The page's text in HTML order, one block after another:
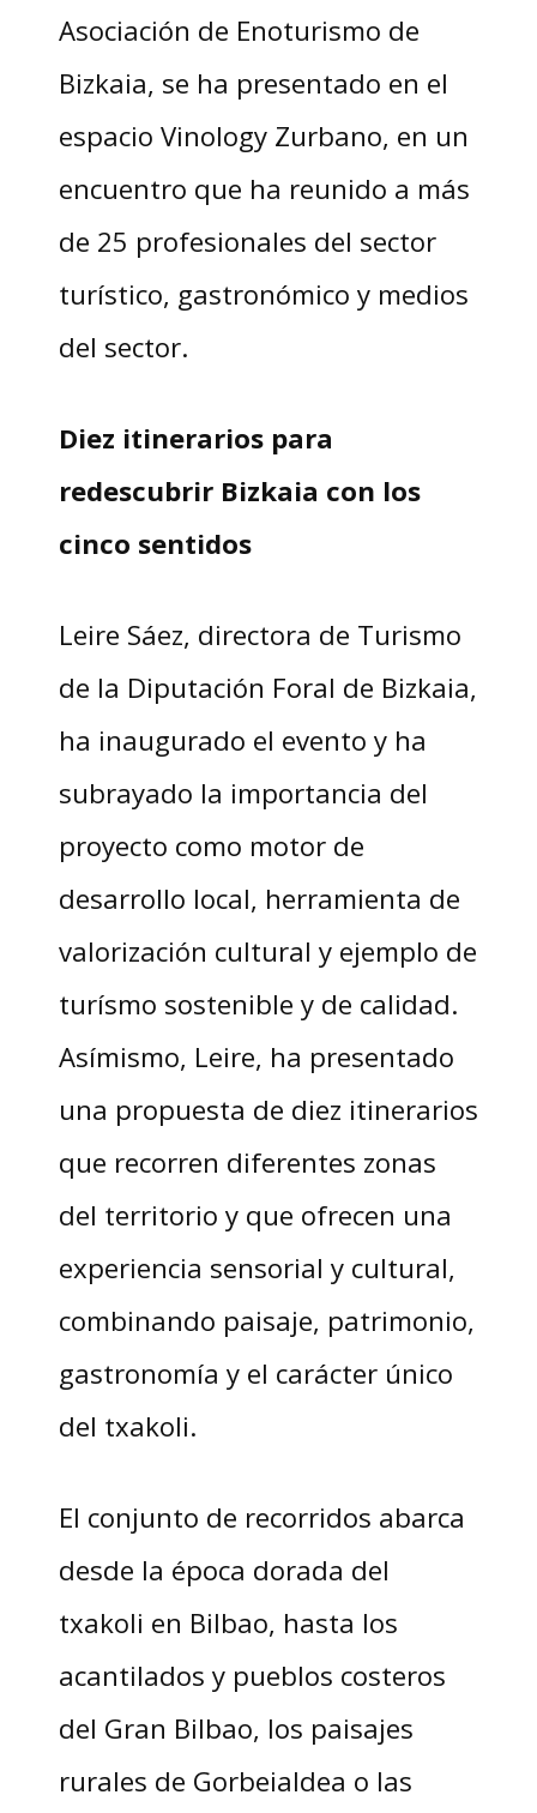
Asociación de Enoturismo de
Bizkaia, se ha presentado en el
espacio Vinology Zurbano, en un
encuentro que ha reunido a más
de 25 profesionales del sector
turístico, gastronómico y medios
del sector.
Diez itinerarios para
redescubrir Bizkaia con los
cinco sentidos
Leire Sáez, directora de Turismo
de la Diputación Foral de Bizkaia,
ha inaugurado el evento y ha
subrayado la importancia del
proyecto como motor de
desarrollo local, herramienta de
valorización cultural y ejemplo de
turísmo sostenible y de calidad.
Asímismo, Leire, ha presentado
una propuesta de diez itinerarios
que recorren diferentes zonas
del territorio y que ofrecen una
experiencia sensorial y cultural,
combinando paisaje, patrimonio,
gastronomía y el carácter único
del txakoli.
El conjunto de recorridos abarca
desde la época dorada del
txakoli en Bilbao, hasta los
acantilados y pueblos costeros
del Gran Bilbao, los paisajes
rurales de Gorbeialdea o las